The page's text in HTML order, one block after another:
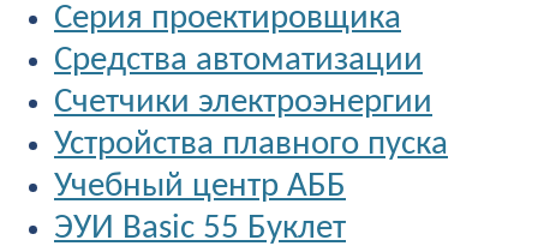
Серия проектировщика
Средства автоматизации
Счетчики электроэнергии
Устройства плавного пуска
Учебный центр АББ
ЭУИ Basic 55 Буклет